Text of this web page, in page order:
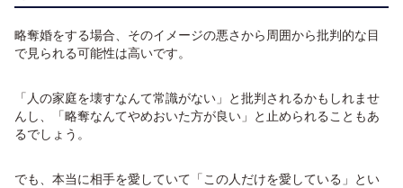
略奪婚をする場合、そのイメージの悪さから周囲から批判的な目
で見られる可能性は高いです。
「人の家庭を壊すなんて常識がない」と批判されるかもしれませ
んし、「略奪なんてやめおいた方が良い」と止められることもあ
るでしょう。
でも、本当に相手を愛していて「この人だけを愛している」とい